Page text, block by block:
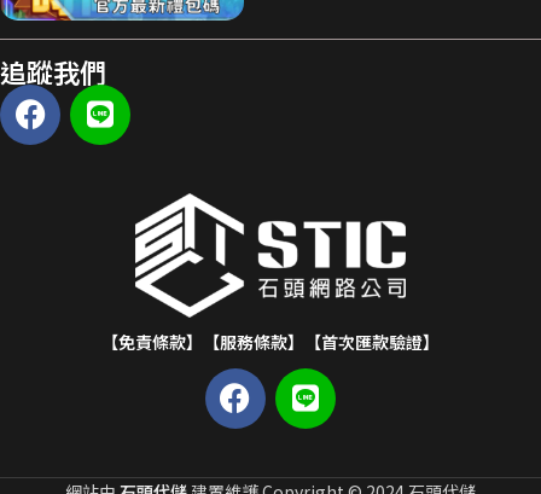
追蹤我們
【免責條款】 【服務條款】 【首次匯款驗證】